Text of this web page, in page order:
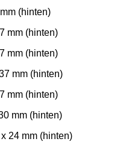
(hinten)
mm (hinten)
mm (hinten)
mm (hinten)
mm (hinten)
mm (hinten)
24 mm (hinten)